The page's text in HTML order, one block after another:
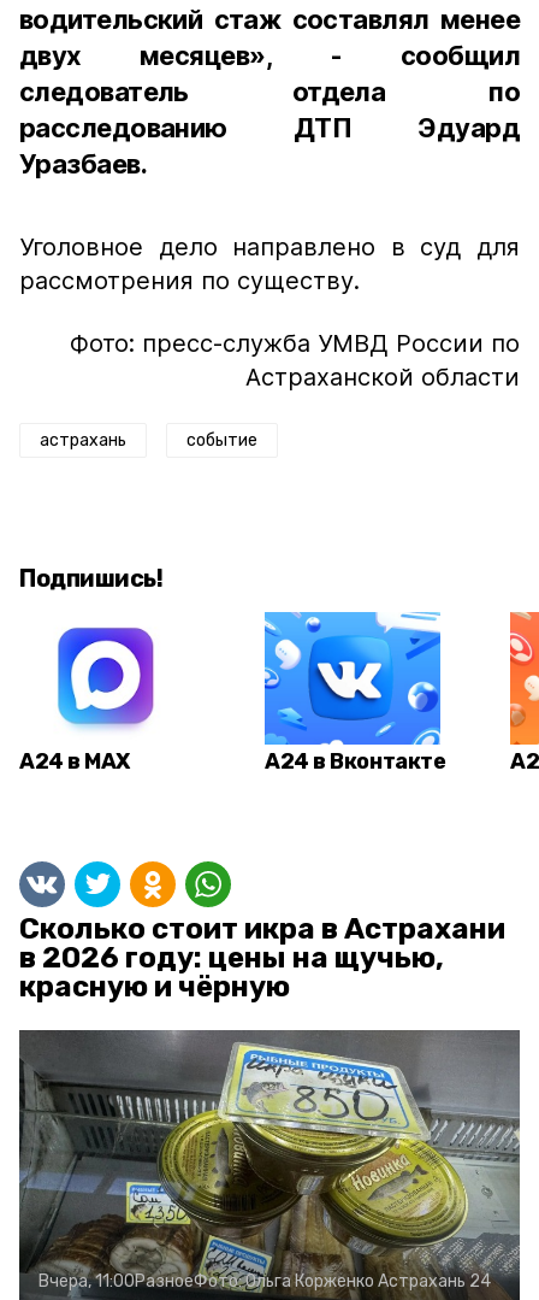
водительский стаж составлял менее
двух месяцев», - сообщил
следователь отдела по
расследованию ДТП Эдуард
Уразбаев.
Уголовное дело направлено в суд для
рассмотрения по существу.
Фото: пресс-служба УМВД России по
Астраханской области
астрахань событие
Подпишись!
А24 в MAX А24 в Вконтакте
Сколько стоит икра в Астрахани
в 2026 году: цены на щучью,
красную и чёрную
Вчера, 11:00РазноеФото:Ольга Корженко Астрахань 24